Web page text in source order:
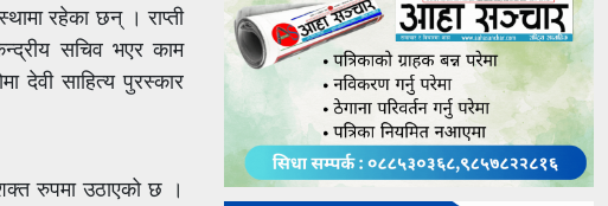
रहेका छन् । राप्ती
सचिव भएर काम
देवी साहित्य पुरस्कार
रुपमा उठाएको छ ।